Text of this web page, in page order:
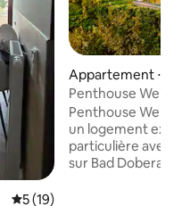
Évaluation moyenne sur la
5 (19)
Appartement ⋅
Penthouse
situé, terrasse
Penthouse
un logement
particulière avec
sur Bad Doberan.